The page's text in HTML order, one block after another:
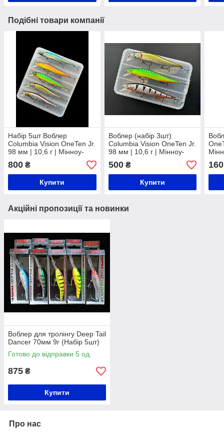
Подібні товари компанії
Набір 5шт Воблер
Columbia Vision OneTen Jr.
98 мм | 10,6 г | Мінноу-
суспендер на щуку та
окуня | Японська якість
800 ₴
Купити
Воблер (набір 3шт)
Columbia Vision OneTen Jr.
98 мм | 10,6 г | Мінноу-
суспендер на щуку та
окуня | Японська якість
500₴
Купити
та
160
Акційні пропозиції та новинки
Воблер для тролінгу Deep Tail
Dancer 70мм 9г (Набір 5шт)
Готово до відправки 5 од.
875 ₴
Купити
Про нас